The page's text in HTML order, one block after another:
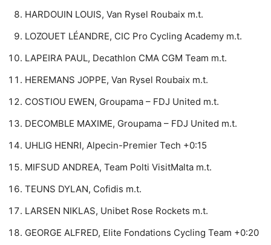
HARDOUIN LOUIS, Van Rysel Roubaix m.t.
LOZOUET LÉANDRE, CIC Pro Cycling Academy m.t.
LAPEIRA PAUL, Decathlon CMA CGM Team m.t.
HEREMANS JOPPE, Van Rysel Roubaix m.t.
COSTIOU EWEN, Groupama – FDJ United m.t.
DECOMBLE MAXIME, Groupama – FDJ United m.t.
UHLIG HENRI, Alpecin-Premier Tech +0:15
MIFSUD ANDREA, Team Polti VisitMalta m.t.
TEUNS DYLAN, Cofidis m.t.
LARSEN NIKLAS, Unibet Rose Rockets m.t.
GEORGE ALFRED, Elite Fondations Cycling Team +0:20